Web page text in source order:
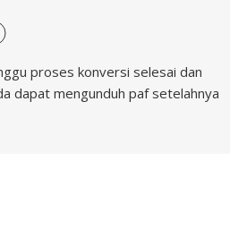
proses konversi selesai dan
dapat mengunduh paf setelahnya